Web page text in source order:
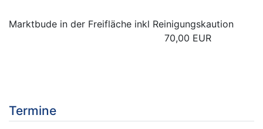
Marktbude in der Freifläche inkl Reinigungskaution
70,00 EUR
Termine